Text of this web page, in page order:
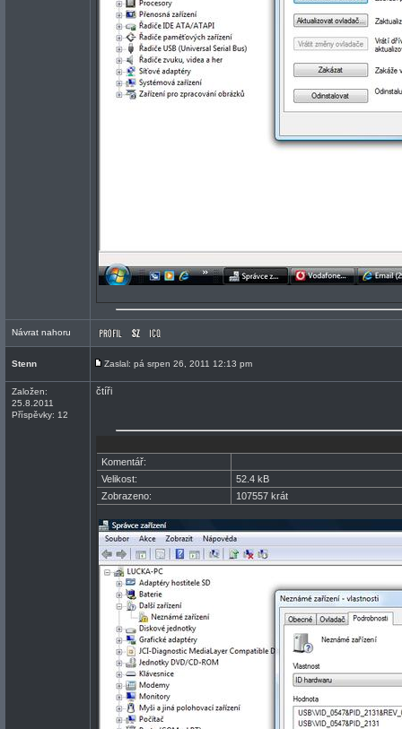
Návrat nahoru
Stenn Zaslal: pá srpen 26, 2011 12:13 pm
Založen:
25.8.2011
Příspěvky: 12
čtíři
Komentář:
Velikost:
52.4 kB
Zobrazeno:
107557 krát